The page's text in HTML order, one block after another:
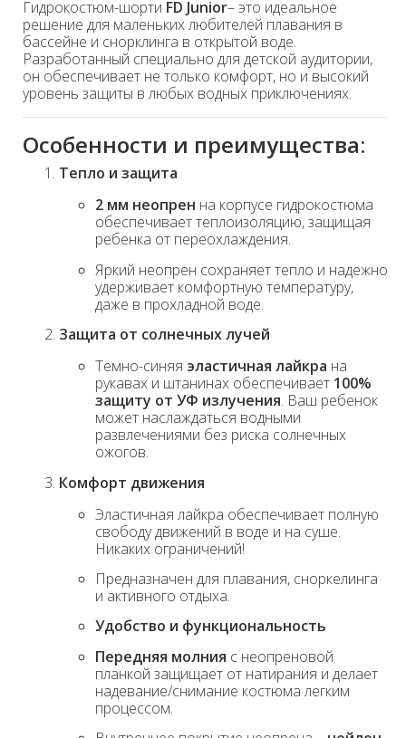
Гидрокостюм-шорти FD Junior– это идеальное
решение для маленьких любителей плавания в
бассейне и снорклинга в открытой воде.
Разработанный специально для детской аудитории,
он обеспечивает не только комфорт, но и высокий
уровень защиты в любых водных приключениях.
Особенности и преимущества:
Тепло и защита
2 мм неопрен на корпусе гидрокостюма
обеспечивает теплоизоляцию, защищая
ребенка от переохлаждения.
Яркий неопрен сохраняет тепло и надежно
удерживает комфортную температуру,
даже в прохладной воде.
Защита от солнечных лучей
Темно-синяя эластичная лайкра на
рукавах и штанинах обеспечивает 100%
защиту от УФ излучения. Ваш ребенок
может наслаждаться водными
развлечениями без риска солнечных
ожогов.
Комфорт движения
Эластичная лайкра обеспечивает полную
свободу движений в воде и на суше.
Никаких ограничений!
Предназначен для плавания, сноркелинга
и активного отдыха.
Удобство и функциональность
Передняя молния с неопреновой
планкой защищает от натирания и делает
надевание/снимание костюма легким
процессом.